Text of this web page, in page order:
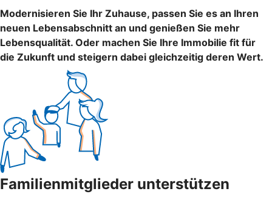
Modernisieren Sie Ihr Zuhause, passen Sie es an Ihren
neuen Lebensabschnitt an und genießen Sie mehr
Lebensqualität. Oder machen Sie Ihre Immobilie fit für
die Zukunft und steigern dabei gleichzeitig deren Wert.
Familienmitglieder unterstützen